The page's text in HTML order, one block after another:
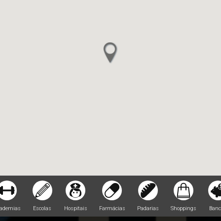
Escolas Hospitais Farmácias Padarias Shoppings